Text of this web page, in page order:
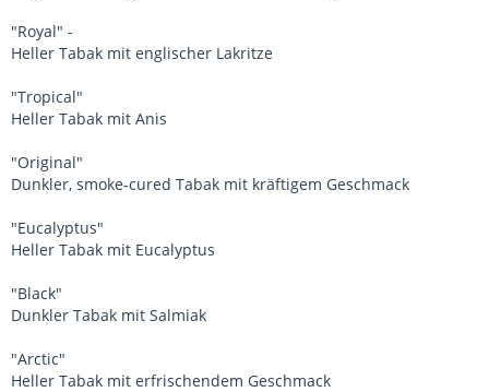
"Royal" -
Heller Tabak mit englischer Lakritze
"Tropical"
Heller Tabak mit Anis
"Original"
Dunkler, smoke-cured Tabak mit kräftigem Geschmack
"Eucalyptus"
Heller Tabak mit Eucalyptus
"Black"
Dunkler Tabak mit Salmiak
"Arctic"
Heller Tabak mit erfrischendem Geschmack